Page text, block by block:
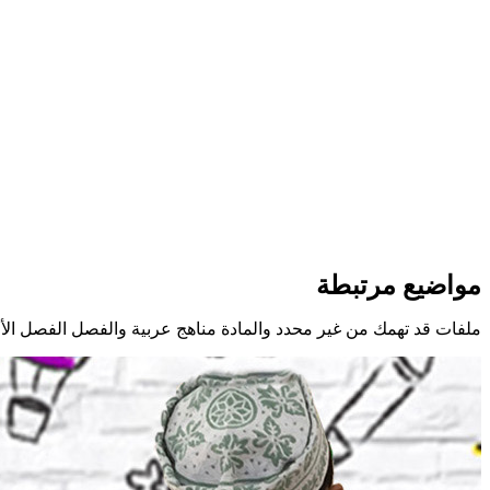
مواضيع مرتبطة
ملفات قد تهمك من غير محدد والمادة مناهج عربية والفصل الفصل